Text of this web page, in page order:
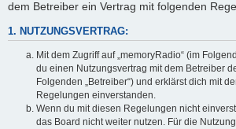
dem Betreiber ein Vertrag mit folgenden
1. NUTZUNGSVERTRAG:
Mit dem Zugriff auf „memoryRadio“ (im
du einen Nutzungsvertrag mit dem Betreiber
Folgenden „Betreiber“) und erklärst dich mit
Regelungen einverstanden.
Wenn du mit diesen Regelungen nicht
das Board nicht weiter nutzen. Für die